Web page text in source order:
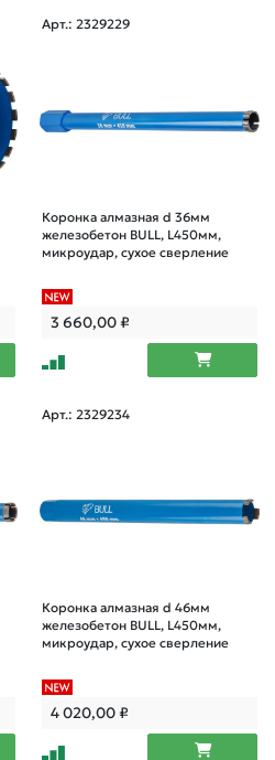
Арт.: 2329229
Коронка алмазная d 36мм
железобетон BULL, L450мм,
микроудар, сухое сверление
3 660,00₽
Арт.: 2329234
Коронка алмазная d 46мм
железобетон BULL, L450мм,
микроудар, сухое сверление
4 020,00₽